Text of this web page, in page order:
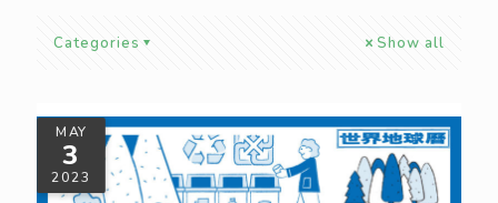
Categories Show all
MAY
3
2023